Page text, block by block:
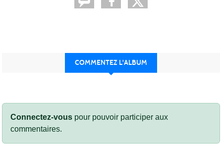
COMMENTEZ L'ALBUM
Connectez-vous pour pouvoir participer aux
commentaires.